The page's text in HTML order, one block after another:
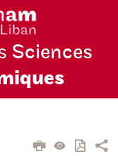
Sciences